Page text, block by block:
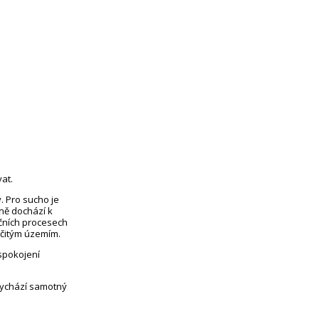
Pro sucho je
dochází k
procesech
územím.
samotný